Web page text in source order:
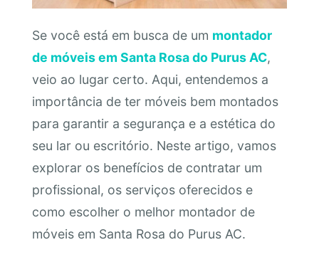
Se você está em busca de um montador
de móveis em Santa Rosa do Purus AC,
veio ao lugar certo. Aqui, entendemos a
importância de ter móveis bem montados
para garantir a segurança e a estética do
seu lar ou escritório. Neste artigo, vamos
explorar os benefícios de contratar um
profissional, os serviços oferecidos e
como escolher o melhor montador de
móveis em Santa Rosa do Purus AC.